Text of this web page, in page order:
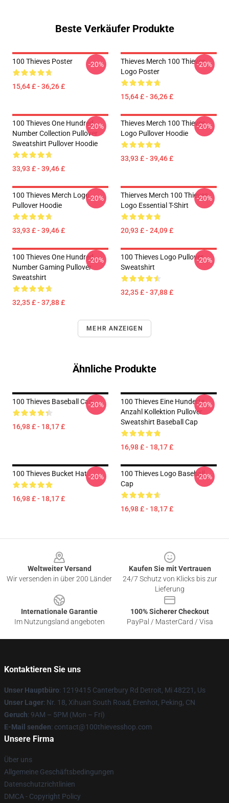
Beste Verkäufer Produkte
100 Thieves Poster
15,64 £ - 36,26 £
-20%
Thieves Merch 100 Thieves
Logo Poster
15,64 £ - 36,26 £
-20%
100 Thieves One Hundred
Number Collection Pullover
Sweatshirt Pullover Hoodie
33,93 £ - 39,46 £
-20%
Thieves Merch 100 Thieves
Logo Pullover Hoodie
33,93 £ - 39,46 £
-20%
100 Thieves Merch Logo
Pullover Hoodie
33,93 £ - 39,46 £
-20%
Thierves Merch 100 Thieves
Logo Essential T-Shirt
20,93 £ - 24,09 £
-20%
100 Thieves One Hundred
Number Gaming Pullover
Sweatshirt
32,35 £ - 37,88 £
-20%
100 Thieves Logo Pullover
Sweatshirt
32,35 £ - 37,88 £
-20%
MEHR ANZEIGEN
Ähnliche Produkte
100 Thieves Baseball Cap
16,98 £ - 18,17 £
-20%
100 Thieves Eine Hunderte
Anzahl Kollektion Pullover
Sweatshirt Baseball Cap
16,98 £ - 18,17 £
-20%
100 Thieves Bucket Hat
16,98 £ - 18,17 £
-20%
100 Thieves Logo Baseball
Cap
16,98 £ - 18,17 £
-20%
Weltweiter Versand
Wir versenden in über 200 Länder
Kaufen Sie mit Vertrauen
24/7 Schutz von Klicks bis zur
Lieferung
Internationale Garantie
Im Nutzungsland angeboten
100% Sicherer Checkout
PayPal / MasterCard / Visa
Kontaktieren Sie uns
Unser Hauptbüro: 1219415 Canterbury Rd Detroit, Mi 48221, Us
Unser Lager: Nr. 18, Xihuan South Road, Erenhot, Peking, CN
Geruch: 9AM – 5PM (Mon – Fri)
E-Mail senden: contact@100thievesshop.com
Unsere Firma
Über uns
Allgemeine Geschäftsbedingungen
Datenschutzrichtlinien
DMCA - Copyright Policy